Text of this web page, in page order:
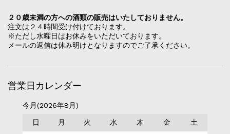
２０歳未満の方への酒類の販売はいたしておりません。
注文は２４時間受け付けております。
※ただし水曜日はお休みをいただいております。
メールの返信は休み明けとなりますのでご了承ください。
営業日カレンダー
今月(2026年8月)
日 月 火 水 木 金 土